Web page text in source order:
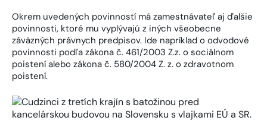
Okrem uvedených povinností má zamestnávateľ aj ďalšie
povinnosti, ktoré mu vyplývajú z iných všeobecne
záväzných právnych predpisov. Ide napríklad o odvodové
povinnosti podľa zákona č. 461/2003 Z.z. o sociálnom
poistení alebo zákona č. 580/2004 Z. z. o zdravotnom
poistení.